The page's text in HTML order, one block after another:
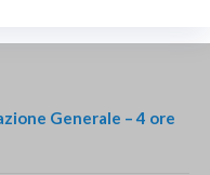
Generale – 4 ore